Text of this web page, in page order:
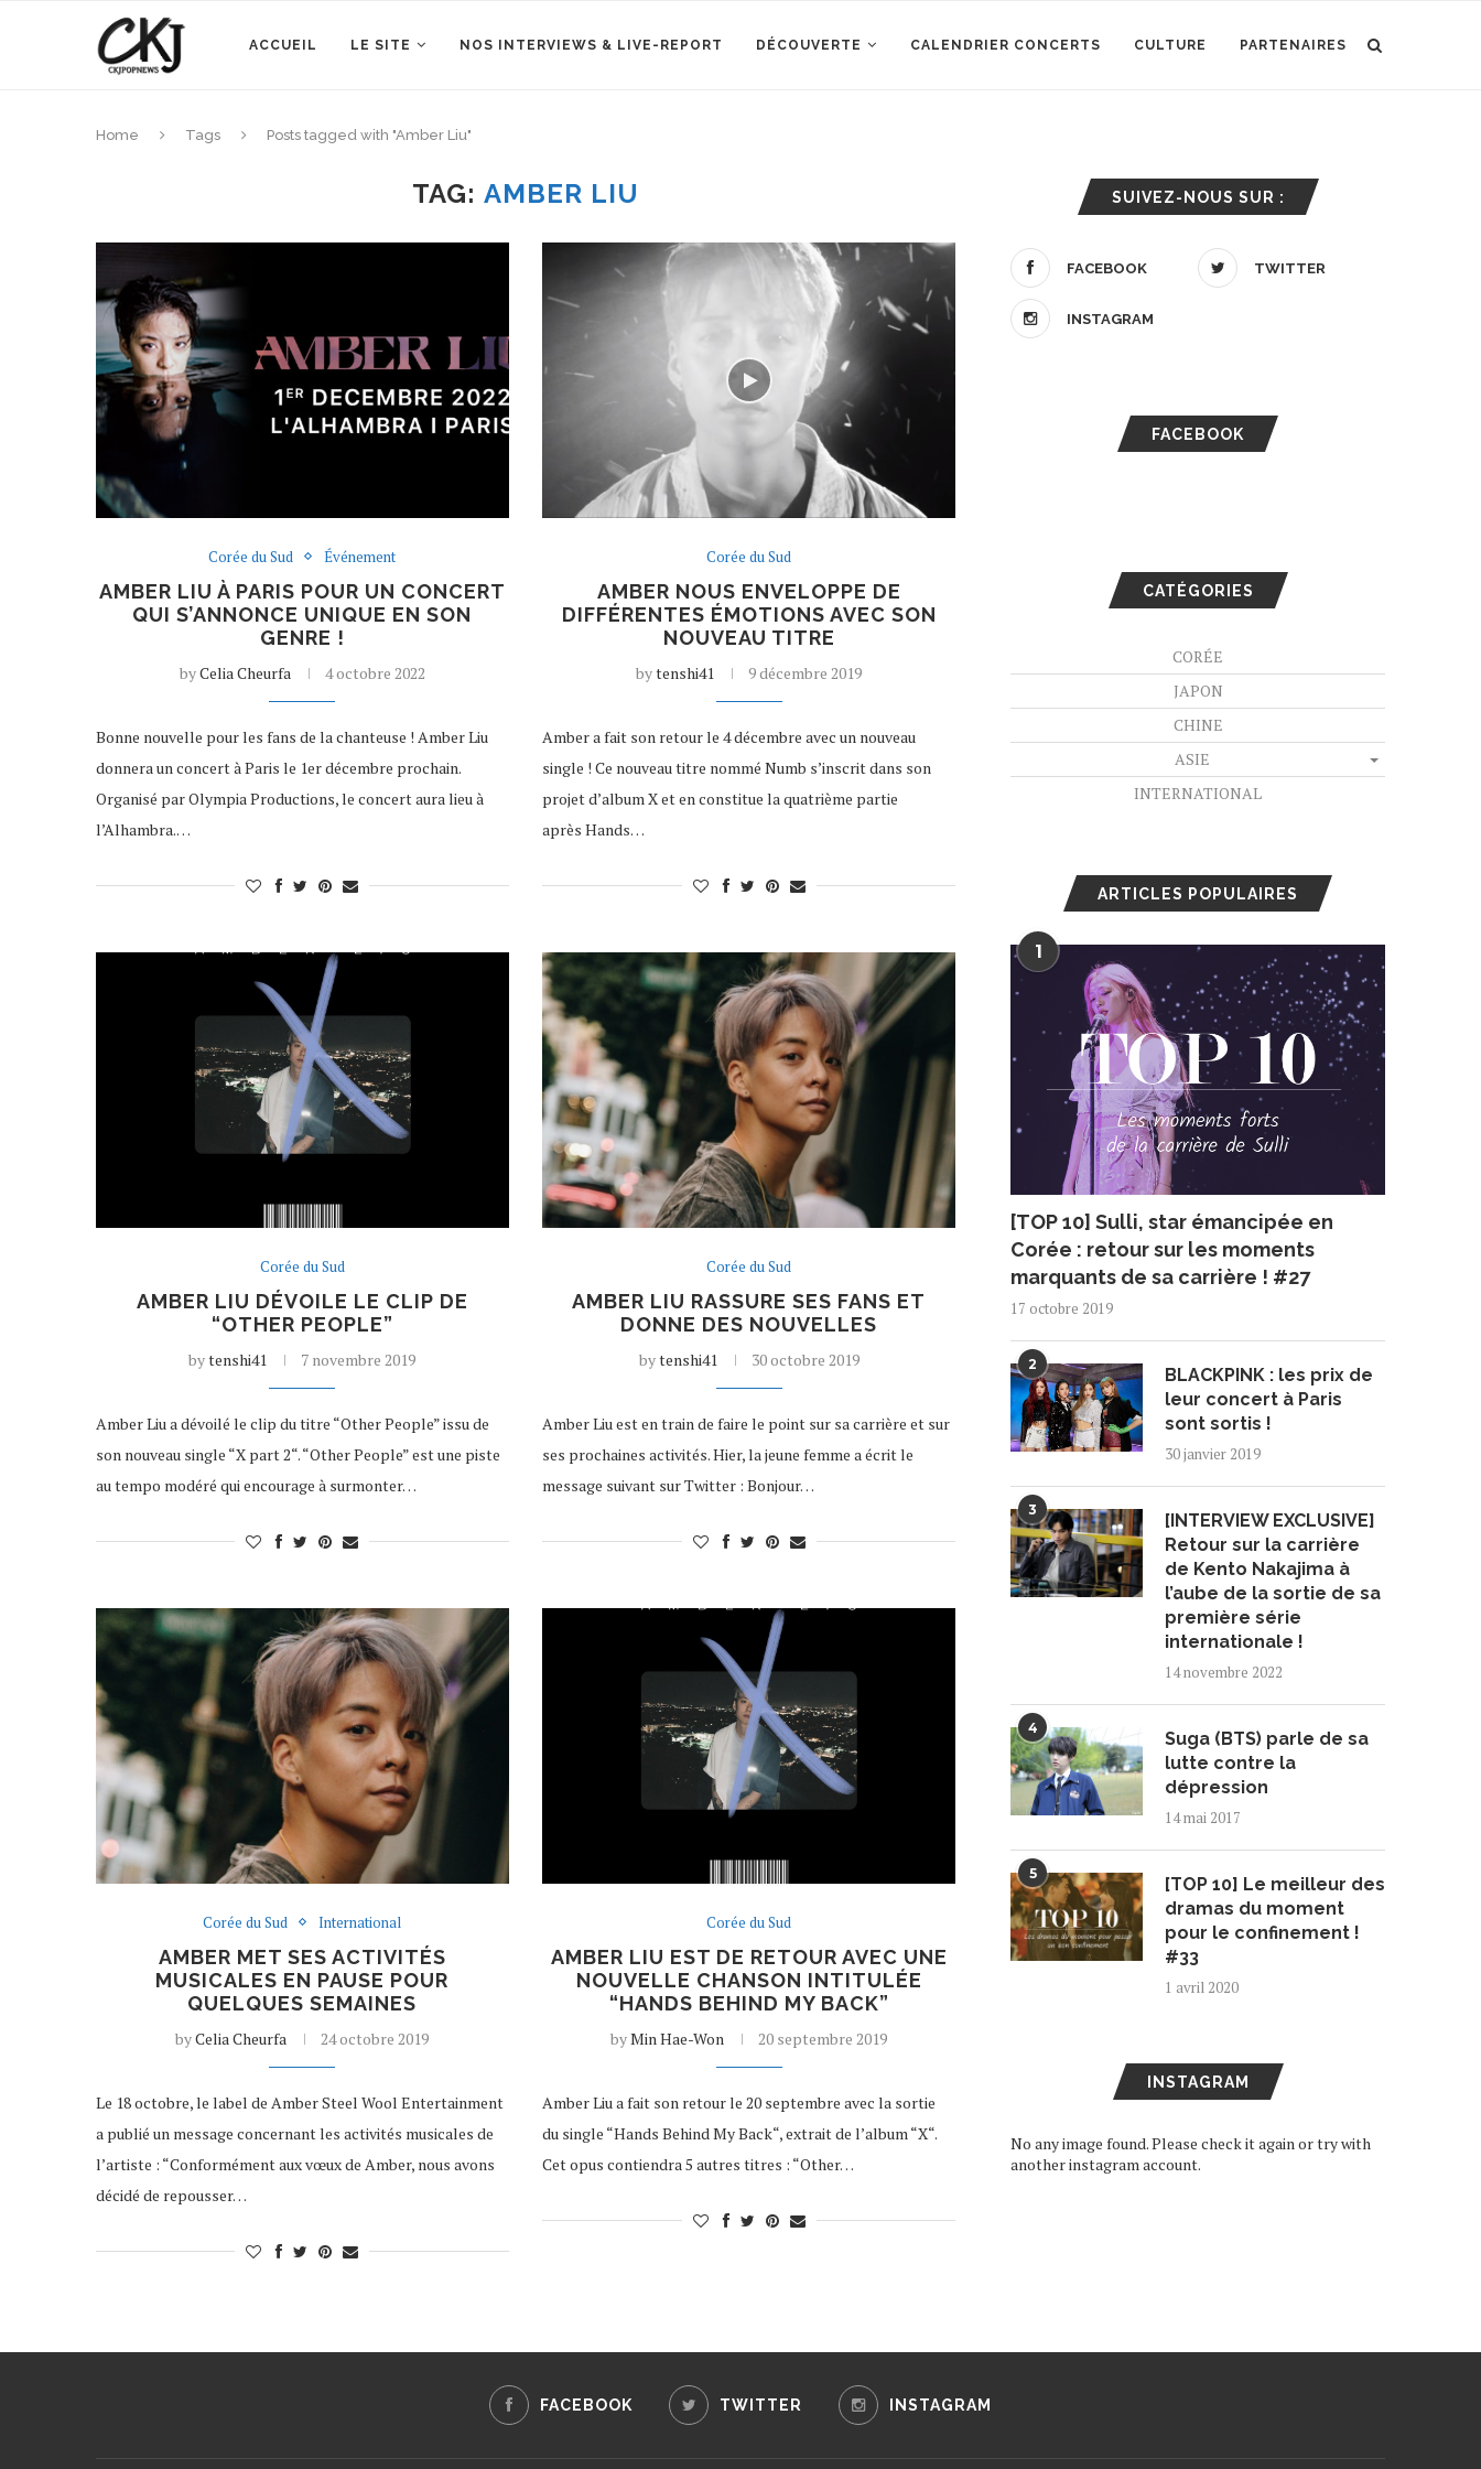
ACCUEIL LE SITE NOS INTERVIEWS & LIVE-REPORT DÉCOUVERTE CALENDRIER CONCERTS CULTURE PARTENAIRES
Home Tags Posts tagged with "Amber Liu"
TAG: AMBER LIU
Corée du Sud Événement
AMBER LIU À PARIS POUR UN CONCERT
QUI S’ANNONCE UNIQUE EN SON
GENRE !
byCelia Cheurfa 4 octobre 2022
Bonne nouvelle pour les fans de la chanteuse ! Amber Liu
donnera un concert à Paris le 1er décembre prochain.
Organisé par Olympia Productions, le concert aura lieu à
l’Alhambra.…
Corée du Sud
AMBER NOUS ENVELOPPE DE
DIFFÉRENTES ÉMOTIONS AVEC SON
NOUVEAU TITRE
bytenshi41 9 décembre 2019
Amber a fait son retour le 4 décembre avec un nouveau
single ! Ce nouveau titre nommé Numb s’inscrit dans son
projet d’album X et en constitue la quatrième partie
après Hands…
Corée du Sud
AMBER LIU DÉVOILE LE CLIP DE
“OTHER PEOPLE”
bytenshi41 7 novembre 2019
Amber Liu a dévoilé le clip du titre “Other People” issu de
son nouveau single “X part 2“. “Other People” est une piste
au tempo modéré qui encourage à surmonter…
Corée du Sud
AMBER LIU RASSURE SES FANS ET
DONNE DES NOUVELLES
bytenshi41 30 octobre 2019
Amber Liu est en train de faire le point sur sa carrière et sur
ses prochaines activités. Hier, la jeune femme a écrit le
message suivant sur Twitter : Bonjour…
Corée du Sud International
AMBER MET SES ACTIVITÉS
MUSICALES EN PAUSE POUR
QUELQUES SEMAINES
byCelia Cheurfa 24 octobre 2019
Le 18 octobre, le label de Amber Steel Wool Entertainment
a publié un message concernant les activités musicales de
l’artiste : “Conformément aux vœux de Amber, nous avons
décidé de repousser…
Corée du Sud
AMBER LIU EST DE RETOUR AVEC UNE
NOUVELLE CHANSON INTITULÉE
“HANDS BEHIND MY BACK”
byMin Hae-Won 20 septembre 2019
Amber Liu a fait son retour le 20 septembre avec la sortie
du single “Hands Behind My Back“, extrait de l’album “X“.
Cet opus contiendra 5 autres titres : “Other…
SUIVEZ-NOUS SUR :
FACEBOOK TWITTER
INSTAGRAM
FACEBOOK
CATÉGORIES
CORÉE
JAPON
CHINE
ASIE
INTERNATIONAL
ARTICLES POPULAIRES
1
[TOP 10] Sulli, star émancipée en
Corée : retour sur les moments
marquants de sa carrière ! #27
17 octobre 2019
2
BLACKPINK : les prix de
leur concert à Paris
sont sortis !
30 janvier 2019
3
[INTERVIEW EXCLUSIVE]
Retour sur la carrière
de Kento Nakajima à
l’aube de la sortie de sa
première série
internationale !
14 novembre 2022
4
Suga (BTS) parle de sa
lutte contre la
dépression
14 mai 2017
5
[TOP 10] Le meilleur des
dramas du moment
pour le confinement !
#33
1 avril 2020
INSTAGRAM
No any image found. Please check it again or try with
another instagram account.
FACEBOOK TWITTER INSTAGRAM